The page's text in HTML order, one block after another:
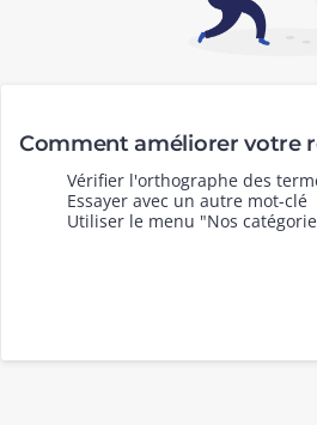
Comment améliorer votre
Vérifier l'orthographe des
Essayer avec un autre mot-clé
Utiliser le menu "Nos